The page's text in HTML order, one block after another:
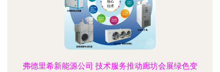
弗德里希新能源公司 技术服务推动廊坊会展绿色变